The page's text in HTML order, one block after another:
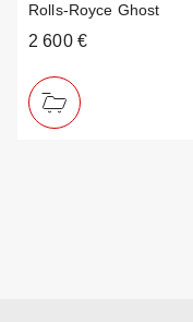
Rolls-Royce Ghost
2 600 €